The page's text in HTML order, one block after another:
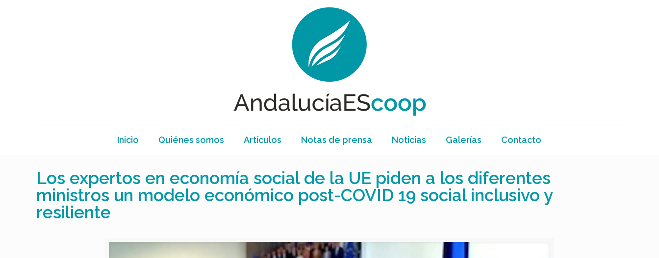
Inicio Quiénes somos Artículos Notas de prensa Noticias Galerías Contacto
Los expertos en economía social de la UE piden a los diferentes
ministros un modelo económico post-COVID 19 social inclusivo y
resiliente